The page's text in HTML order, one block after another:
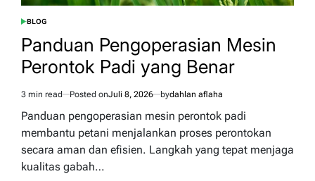
POSTED
BLOG
Panduan Pengoperasian Mesin
Perontok Padi yang Benar
Estimated
read
3 min read Posted onJuli 8, 2026 bydahlan aflaha
Panduan pengoperasian mesin perontok padi
membantu petani menjalankan proses perontokan
secara aman dan efisien. Langkah yang tepat menjaga
kualitas gabah…